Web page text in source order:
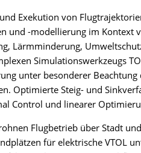
Exekution von
und -modellierung im Kontext
Lärmminderung,
Simulationswerkzeugs
unter besonderer Beachtung
Optimierte Steig- und
Control und linearer
Flugbetrieb über Stadt
für elektrische VTOL